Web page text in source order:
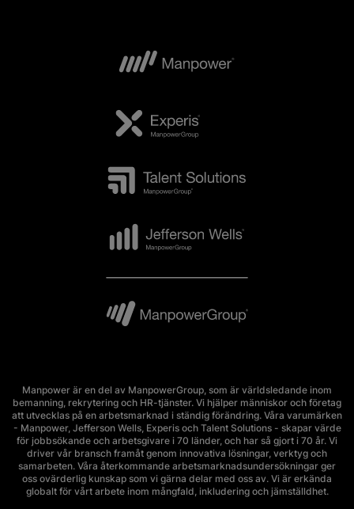
Manpower är en del av ManpowerGroup, som är världsledande inom
bemanning, rekrytering och HR-tjänster. Vi hjälper människor och företag
att utvecklas på en arbetsmarknad i ständig förändring. Våra varumärken
- Manpower, Jefferson Wells, Experis och Talent Solutions - skapar värde
för jobbsökande och arbetsgivare i 70 länder, och har så gjort i 70 år. Vi
driver vår bransch framåt genom innovativa lösningar, verktyg och
samarbeten. Våra återkommande arbetsmarknadsundersökningar ger
oss ovärderlig kunskap som vi gärna delar med oss av. Vi är erkända
globalt för vårt arbete inom mångfald, inkludering och jämställdhet.